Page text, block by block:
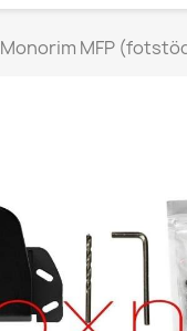
Monorim MFP